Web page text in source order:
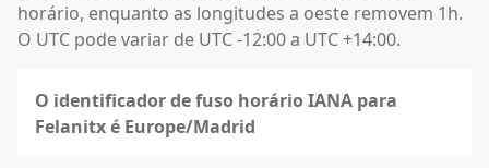
horário, enquanto as longitudes a oeste removem 1h.
O UTC pode variar de UTC -12:00 a UTC +14:00.
O identificador de fuso horário IANA para
Felanitx é Europe/Madrid